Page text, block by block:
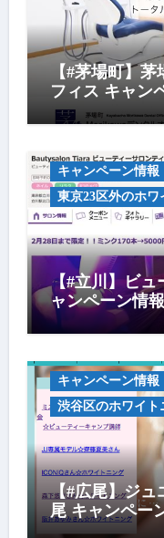
【#茅場町】
フィス キャン
キャンペーン情報
東京23区外のホワ
【#立川】ビュ
ャンペーン情
キャンペーン情報
渋谷区のホワイト
【#広尾】ジュ
尾 キャンペー